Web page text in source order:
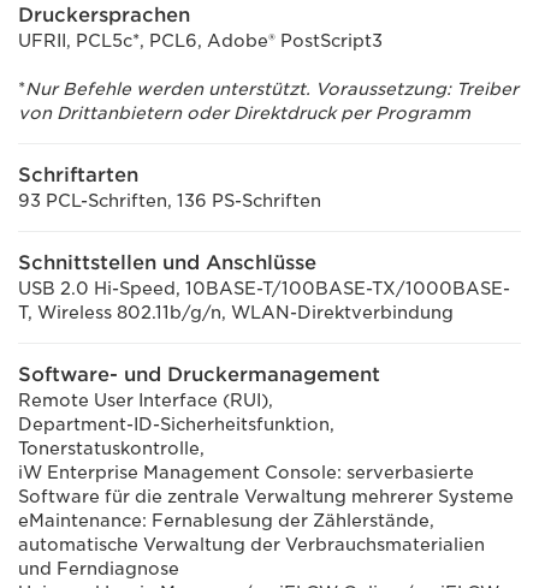
Druckersprachen
UFRII, PCL5c*, PCL6, Adobe® PostScript3
*Nur Befehle werden unterstützt. Voraussetzung: Treiber
von Drittanbietern oder Direktdruck per Programm
Schriftarten
93 PCL-Schriften, 136 PS-Schriften
Schnittstellen und Anschlüsse
USB 2.0 Hi-Speed, 10BASE-T/100BASE-TX/1000BASE-
T, Wireless 802.11b/g/n, WLAN-Direktverbindung
Software- und Druckermanagement
Remote User Interface (RUI),
Department-ID-Sicherheitsfunktion,
Tonerstatuskontrolle,
iW Enterprise Management Console: serverbasierte
Software für die zentrale Verwaltung mehrerer Systeme
eMaintenance: Fernablesung der Zählerstände,
automatische Verwaltung der Verbrauchsmaterialien
und Ferndiagnose